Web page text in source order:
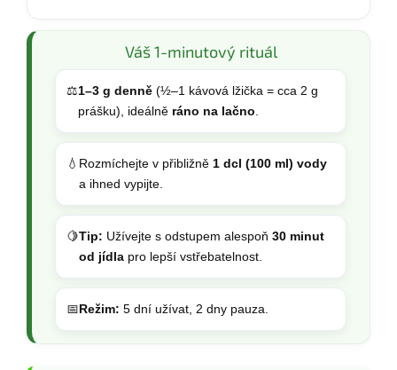
Váš 1-minutový rituál
⚖️1–3 g denně (½–1 kávová lžička = cca 2 g
prášku), ideálně ráno na lačno
💧 Rozmíchejte v přibližně 1 dcl (100 ml) vody
a ihned vypijte.
🍋Tip: Užívejte s odstupem alespoň 30 minut
od jídla pro lepší vstřebatelnost.
📅Režim: 5 dní užívat, 2 dny pauza.